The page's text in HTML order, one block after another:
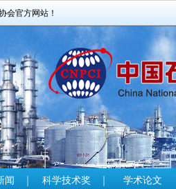
会官方网站！
闻 科学技术奖
学术论文